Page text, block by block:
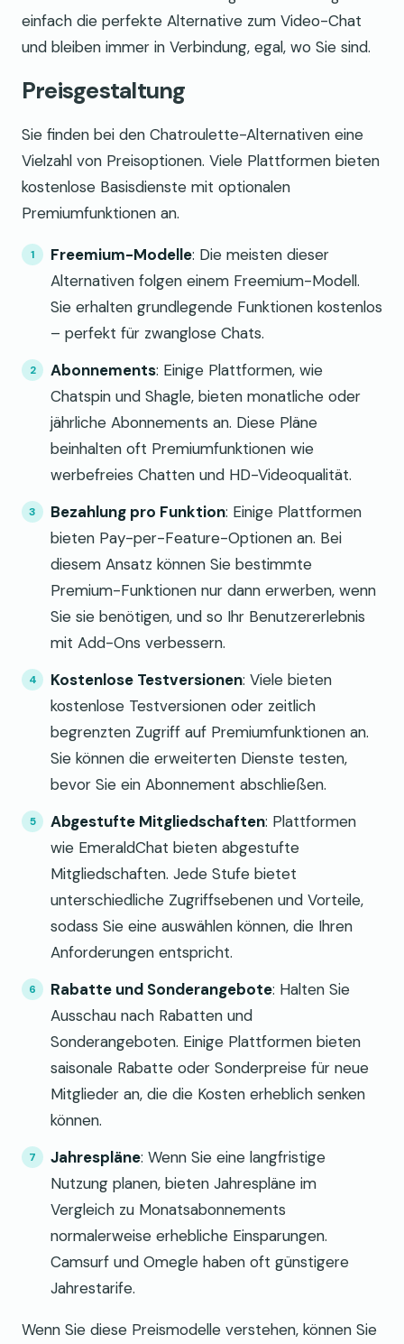
einfach die perfekte Alternative zum Video-Chat
und bleiben immer in Verbindung, egal, wo Sie sind.
Preisgestaltung
Sie finden bei den Chatroulette-Alternativen eine
Vielzahl von Preisoptionen. Viele Plattformen bieten
kostenlose Basisdienste mit optionalen
Premiumfunktionen an.
Freemium-Modelle: Die meisten dieser
Alternativen folgen einem Freemium-Modell.
Sie erhalten grundlegende Funktionen kostenlos
– perfekt für zwanglose Chats.
Abonnements: Einige Plattformen, wie
Chatspin und Shagle, bieten monatliche oder
jährliche Abonnements an. Diese Pläne
beinhalten oft Premiumfunktionen wie
werbefreies Chatten und HD-Videoqualität.
Bezahlung pro Funktion: Einige Plattformen
bieten Pay-per-Feature-Optionen an. Bei
diesem Ansatz können Sie bestimmte
Premium-Funktionen nur dann erwerben, wenn
Sie sie benötigen, und so Ihr Benutzererlebnis
mit Add-Ons verbessern.
Kostenlose Testversionen: Viele bieten
kostenlose Testversionen oder zeitlich
begrenzten Zugriff auf Premiumfunktionen an.
Sie können die erweiterten Dienste testen,
bevor Sie ein Abonnement abschließen.
Abgestufte Mitgliedschaften: Plattformen
wie EmeraldChat bieten abgestufte
Mitgliedschaften. Jede Stufe bietet
unterschiedliche Zugriffsebenen und Vorteile,
sodass Sie eine auswählen können, die Ihren
Anforderungen entspricht.
Rabatte und Sonderangebote: Halten Sie
Ausschau nach Rabatten und
Sonderangeboten. Einige Plattformen bieten
saisonale Rabatte oder Sonderpreise für neue
Mitglieder an, die die Kosten erheblich senken
können.
Jahrespläne: Wenn Sie eine langfristige
Nutzung planen, bieten Jahrespläne im
Vergleich zu Monatsabonnements
normalerweise erhebliche Einsparungen.
Camsurf und Omegle haben oft günstigere
Jahrestarife.
Wenn Sie diese Preismodelle verstehen, können Sie